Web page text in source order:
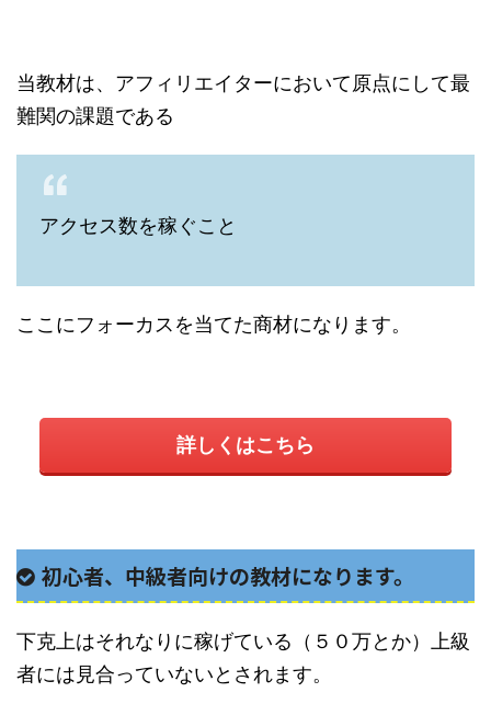
当教材は、アフィリエイターにおいて原点にして最
難関の課題である
アクセス数を稼ぐこと
ここにフォーカスを当てた商材になります。
詳しくはこちら
初心者、中級者向けの教材になります。
下克上はそれなりに稼げている（５０万とか）上級
者には見合っていないとされます。